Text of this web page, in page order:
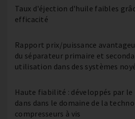
Taux d'éjection d'huile faibles
efficacité
Rapport prix/puissance
du séparateur primaire et
utilisation dans des systèmes
Haute fiabilité : développés par le
dans dans le domaine de la
compresseurs à vis